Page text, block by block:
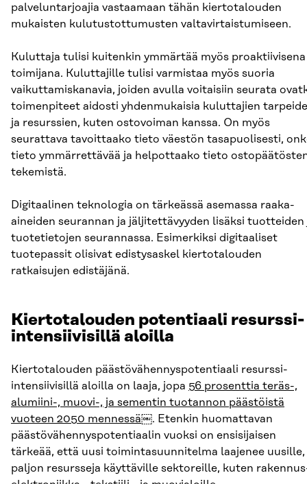
palveluntarjoajia vastaamaan tähän kiertotalouden
mukaisten kulutustottumusten valtavirtaistumiseen.
Kuluttaja tulisi kuitenkin ymmärtää myös proaktiivisena
toimijana. Kuluttajille tulisi varmistaa myös suoria
vaikuttamiskanavia, joiden avulla voitaisiin seurata
toimenpiteet aidosti yhdenmukaisia kuluttajien
ja resurssien, kuten ostovoiman kanssa. On myös
seurattava tavoittaako tieto väestön tasapuolisesti,
tieto ymmärrettävää ja helpottaako tieto
tekemistä.
Digitaalinen teknologia on tärkeässä asemassa raaka-
aineiden seurannan ja jäljitettävyyden lisäksi tuotteiden
tuotetietojen seurannassa. Esimerkiksi digitaaliset
tuotepassit olisivat edistysaskel kiertotalouden
ratkaisujen edistäjänä.
Kiertotalouden potentiaali resurssi-
intensiivisillä aloilla
Kiertotalouden päästövähennyspotentiaali resurssi-
intensiivisillä aloilla on laaja, jopa 56 prosenttia teräs-,
alumiini-, muovi-, ja sementin tuotannon päästöistä
vuoteen 2050 mennessä￼. Etenkin huomattavan
päästövähennyspotentiaalin vuoksi on ensisijaisen
tärkeää, että uusi toimintasuunnitelma laajenee uusille,
paljon resursseja käyttäville sektoreille, kuten